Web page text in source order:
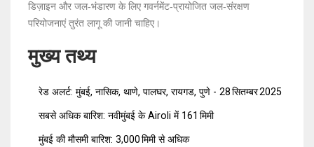
डिज़ाइन और जल‑भंडारण के लिए गवर्नमेंट‑प्रायोजित जल‑संरक्षण
परियोजनाएं तुरंत लागू की जानी चाहिए।
मुख्य तथ्य
रेड अलर्ट: मुंबई, नासिक, थाणे, पालघर, रायगड, पुणे - 28 सितम्बर 2025
सबसे अधिक बारिश: नवीमुंबई के Airoli में 161 मिमी
मुंबई की मौसमी बारिश: 3,000 मिमी से अधिक